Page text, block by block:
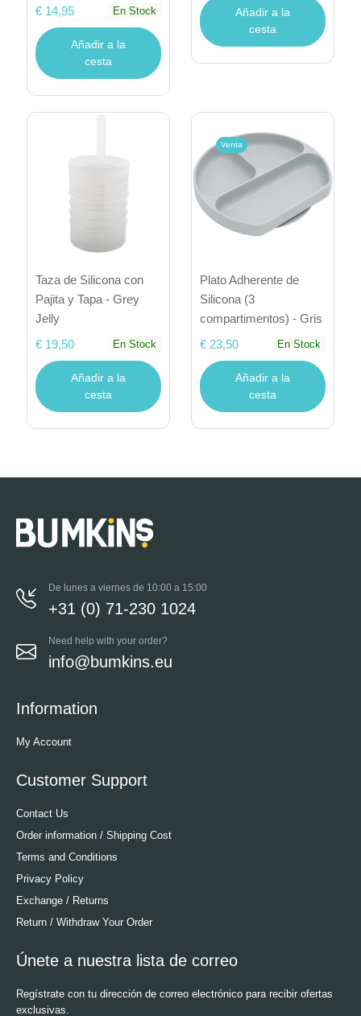
€ 14,95 En Stock
Añadir a la
cesta
Añadir a la
cesta
Taza de Silicona con
Pajita y Tapa - Grey
Jelly
€ 19,50
En Stock
Añadir a la
cesta
Venta
Plato Adherente de
Silicona (3
compartimentos) - Gris
€ 23,50
En Stock
Añadir a la
cesta
De lunes a viernes de 10:00 a 15:00
+31 (0) 71-230 1024
Need help with your order?
info@bumkins.eu
Information
My Account
Customer Support
Contact Us
Order information / Shipping Cost
Terms and Conditions
Privacy Policy
Exchange / Returns
Return / Withdraw Your Order
Únete a nuestra lista de correo
Regístrate con tu dirección de correo electrónico para recibir ofertas
exclusivas.